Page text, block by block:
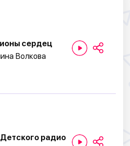
сердец
Волкова
радио